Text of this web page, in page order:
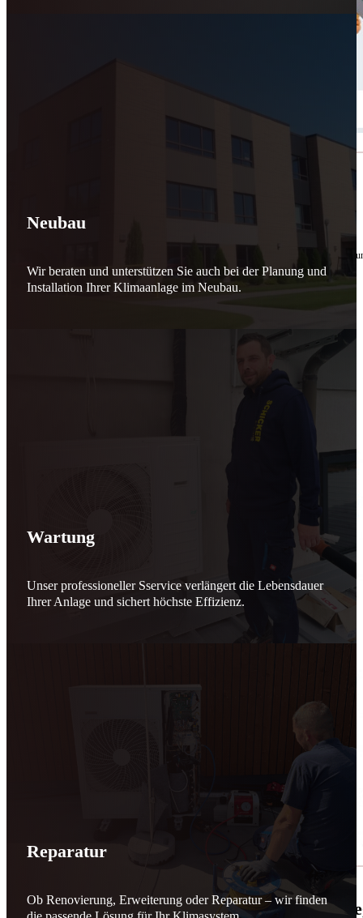
10. Februar 2026
für Sicherheit, Vertrauen
Effizient arbeiten. Ressourcen schonen. Zukunft sichern.
Nicht als Pflicht, sondern aus Überzeugung.
🌬️☀️ Mehr erneuerbare Energie für
Neubau
Wir beraten und unterstützen Sie auch bei der Planung und
Installation Ihrer Klimaanlage im Neubau.
Wartung
Unser professioneller Sservice verlängert die Lebensdauer
Ihrer Anlage und sichert höchste Effizienz.
Reparatur
Ob Renovierung, Erweiterung oder Reparatur – wir finden